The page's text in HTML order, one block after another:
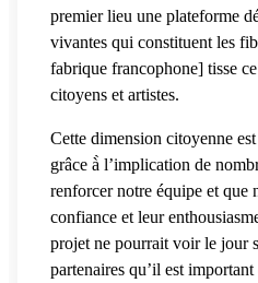
premier lieu une plateforme
vivantes qui constituent les
fabrique francophone] tisse
citoyens et artistes.
Cette dimension citoyenne
grâce à̀ l’implication de
renforcer notre équipe et que
confiance et leur
projet ne pourrait voir le jour
partenaires qu’il est